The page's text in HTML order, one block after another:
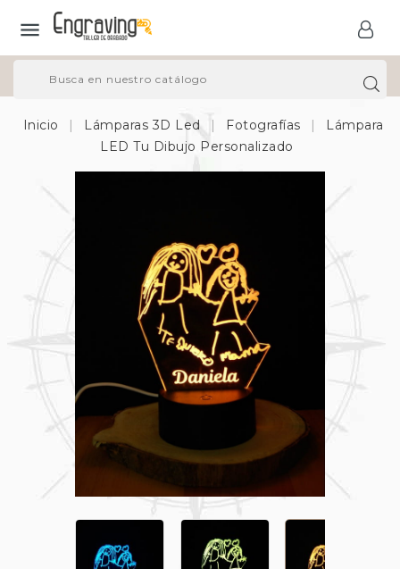

Inicio Lámparas 3D Led Fotografías
Lámpara
LED Tu Dibujo Personalizado